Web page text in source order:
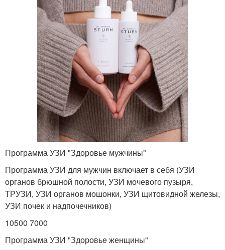
Программа УЗИ "Здоровье мужчины"
Программа УЗИ для мужчин включает в себя (УЗИ
органов брюшной полости, УЗИ мочевого пузыря,
ТРУЗИ, УЗИ органов мошонки, УЗИ щитовидной железы,
УЗИ почек и надпочечников)
10500 7000
Программа УЗИ "Здоровье женщины"